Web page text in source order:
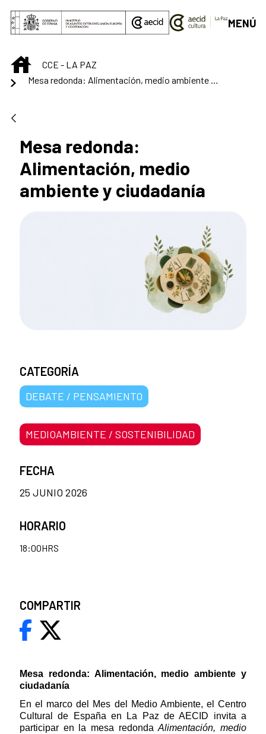
Saltar al contenido principal
MENÚ
INICIOCCE - LA PAZ
Mesa redonda: Alimentación, medio ambiente y ciudadanía
Mesa redonda:
Alimentación, medio
ambiente y ciudadanía
Mesa redonda: Alimentación, medio ambiente y
ciudadanía
En el marco del Mes del Medio Ambiente, el Centro
Cultural de España en La Paz de AECID invita a
participar en la mesa redondaAlimentación, medio
CATEGORÍA
DEBATE / PENSAMIENTO
MEDIOAMBIENTE / SOSTENIBILIDAD
FECHA
25 JUNIO 2026
HORARIO
18:00HRS
COMPARTIR